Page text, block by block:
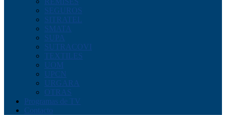
SEGUROS
SITRATEL
SMATA
SUPA
SUTRACOVI
TEXTILES
UOM
UPCN
URGARA
OTRAS
Programas de TV
Contacto